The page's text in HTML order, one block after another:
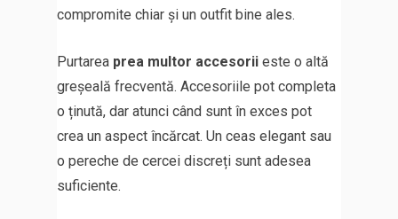
compromite chiar și un outfit bine ales.
Purtarea prea multor accesorii este o altă
greșeală frecventă. Accesoriile pot completa
o ținută, dar atunci când sunt în exces pot
crea un aspect încărcat. Un ceas elegant sau
o pereche de cercei discreți sunt adesea
suficiente.